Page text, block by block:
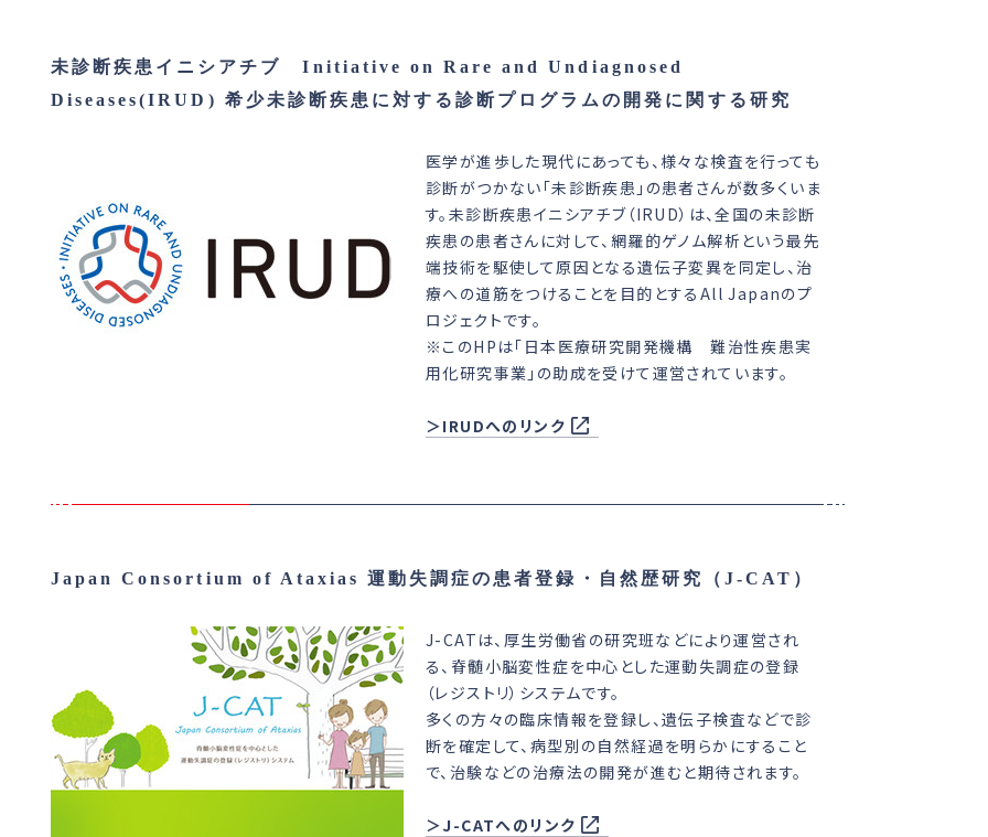
未診断疾患イニシアチブ Initiative on Rare and Undiagnosed
Diseases(IRUD) 希少未診断疾患に対する診断プログラムの開発に関する研究
医学が進歩した現代にあっても、様々な検査を行っても
診断がつかない「未診断疾患」の患者さんが数多くいま
す。未診断疾患イニシアチブ（IRUD）は、全国の未診断
疾患の患者さんに対して、網羅的ゲノム解析という最先
端技術を駆使して原因となる遺伝子変異を同定し、治
療への道筋をつけることを目的とするAll Japanのプ
ロジェクトです。
※このHPは「日本医療研究開発機構 難治性疾患実
用化研究事業」の助成を受けて運営されています。
＞IRUDへのリンク
Japan Consortium of Ataxias 運動失調症の患者登録・自然歴研究（J-CAT）
J-CATは、厚生労働省の研究班などにより運営され
る、脊髄小脳変性症を中心とした運動失調症の登録
（レジストリ）システムです。
多くの方々の臨床情報を登録し、遺伝子検査などで診
断を確定して、病型別の自然経過を明らかにすること
で、治験などの治療法の開発が進むと期待されます。
＞J-CATへのリンク